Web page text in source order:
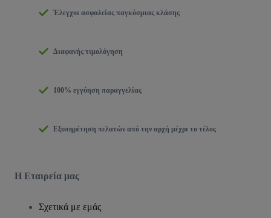
Έλεγχοι ασφαλείας παγκόσμιας κλάσης
Διαφανής τιμολόγηση
100% εγγύηση παραγγελίας
Εξυπηρέτηση πελατών από την αρχή μέχρι το τέλος
Η Εταιρεία μας
Σχετικά με εμάς